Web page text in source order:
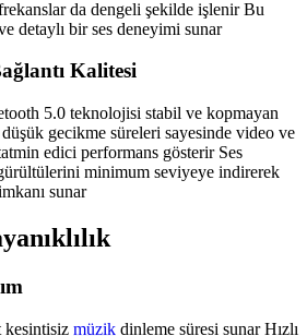
da dengeli şekilde işlenir Bu
detaylı bir ses deneyimi sunar
Kalitesi
5.0 teknolojisi stabil ve kopmayan
gecikme süreleri sayesinde video ve
edici performans gösterir Ses
minimum seviyeye indirerek
sunar
kesintisiz müzik dinleme süresi sunar Hızlı